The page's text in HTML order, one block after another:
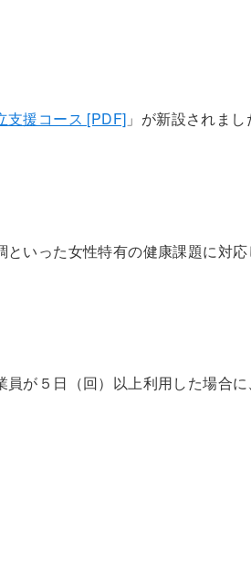
支援コース [PDF] 」が新設されま
いった女性特有の健康課題に対
が５日（回）以上利用した場合に